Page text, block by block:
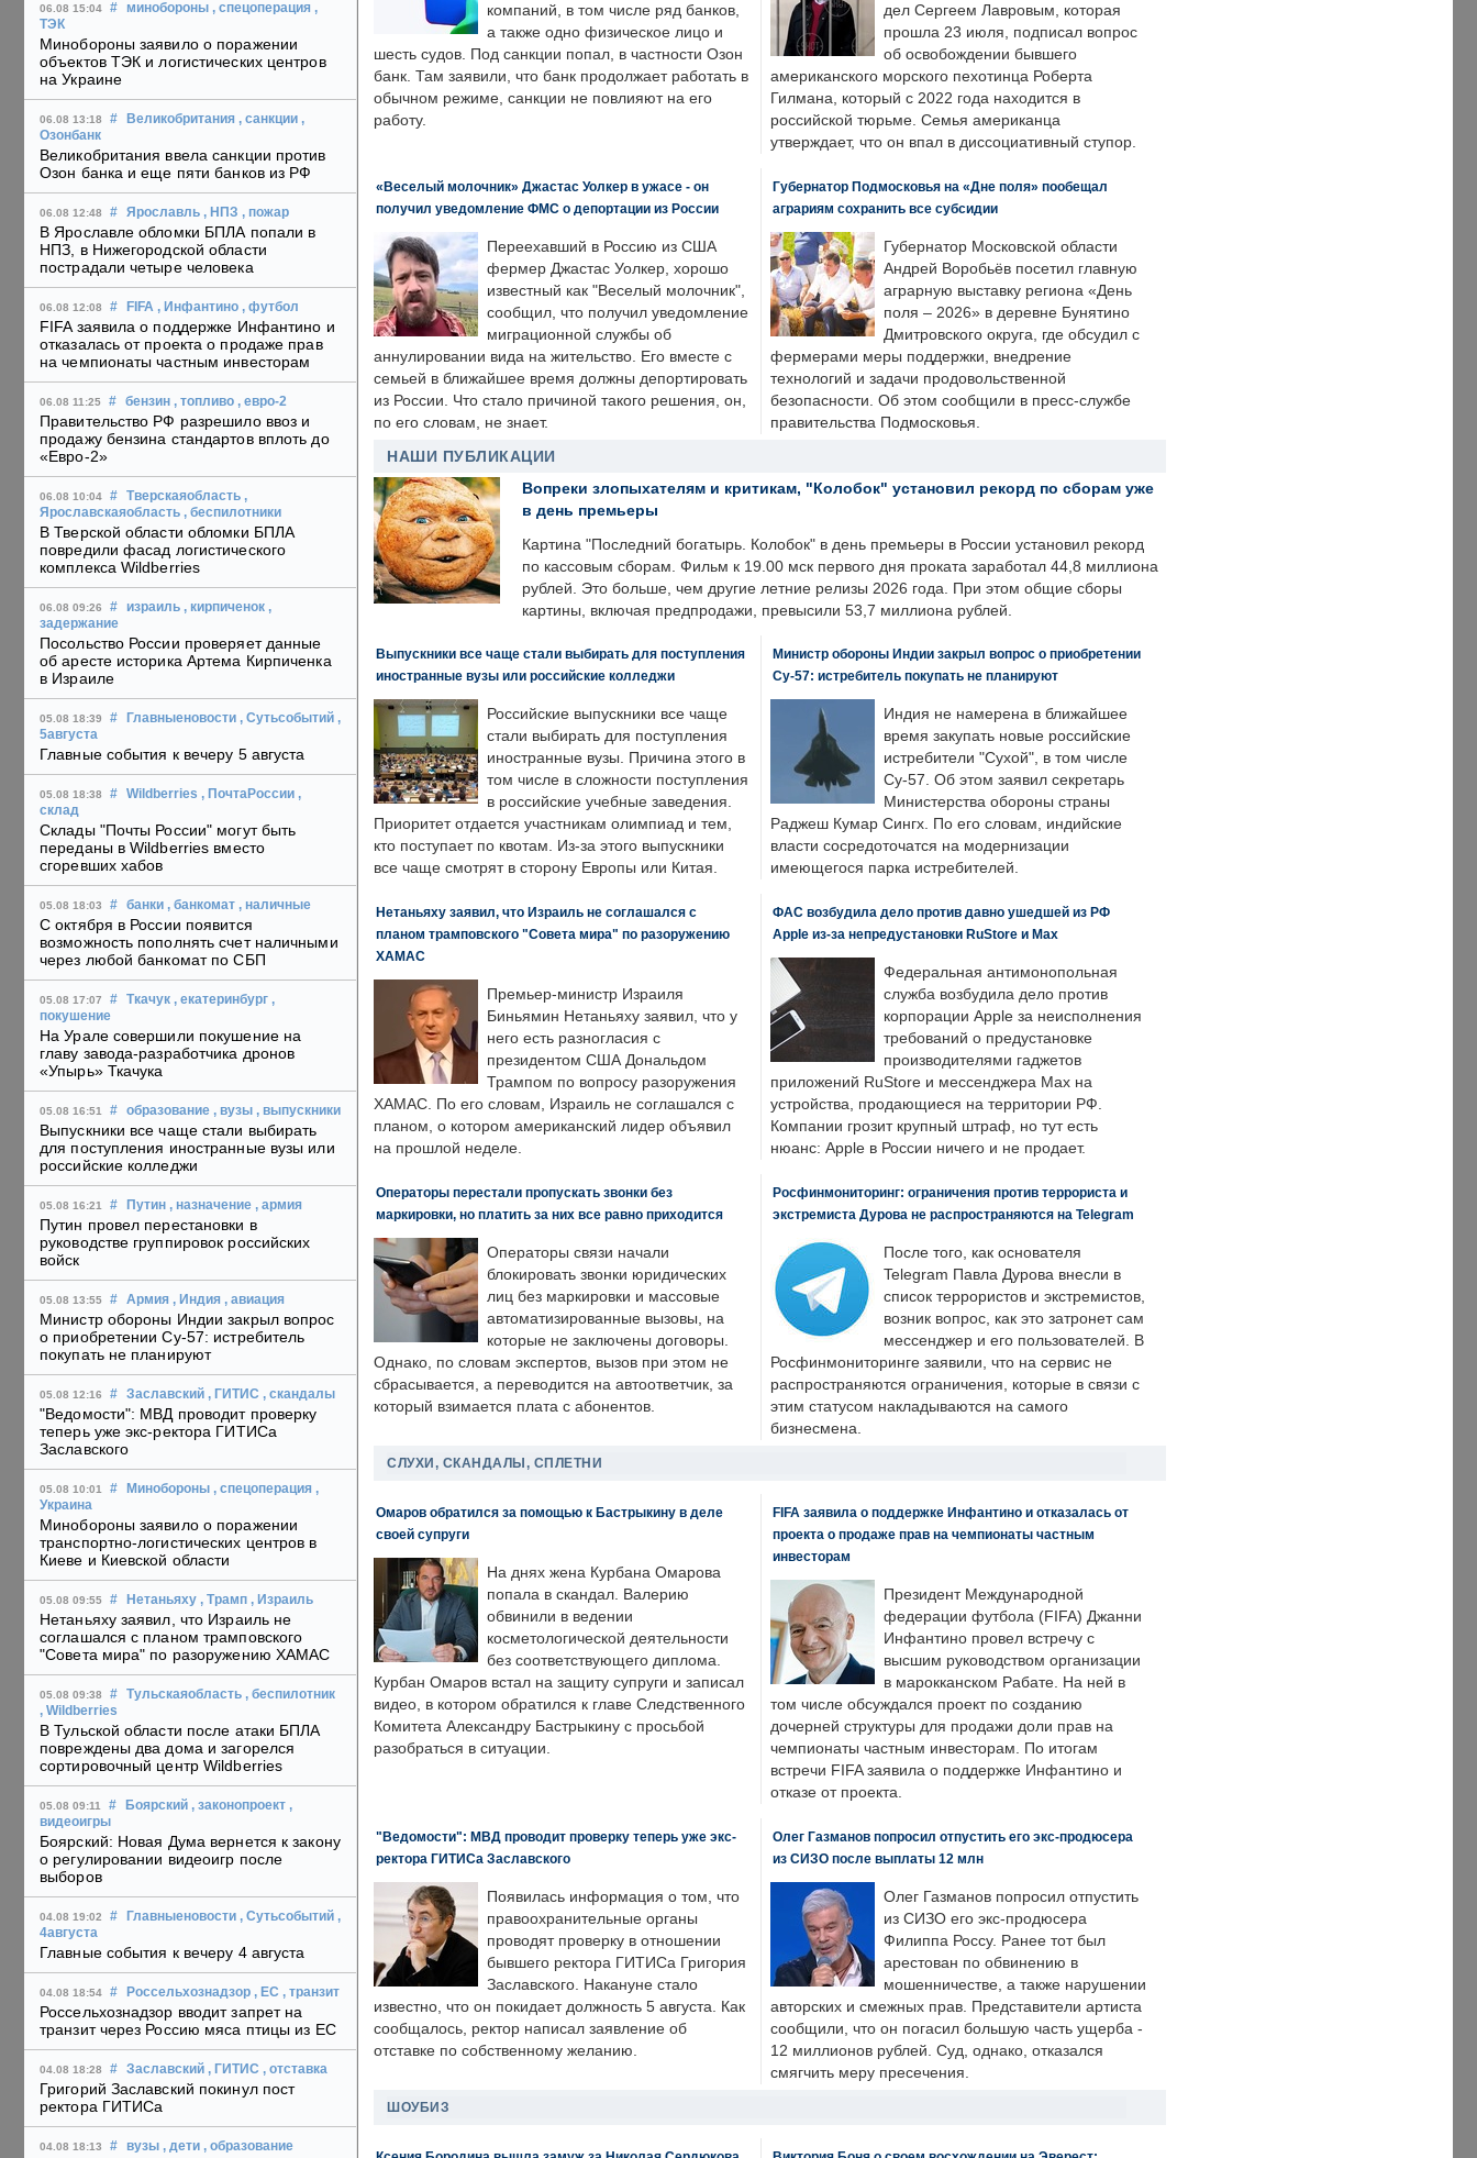
06.08 15:04 # минобороны , спецоперация ,
ТЭК
Минобороны заявило о поражении
объектов ТЭК и логистических центров
на Украине
06.08 13:18 # Великобритания , санкции ,
Озонбанк
Великобритания ввела санкции против
Озон банка и еще пяти банков из РФ
06.08 12:48 # Ярославль , НПЗ , пожар
В Ярославле обломки БПЛА попали в
НПЗ, в Нижегородской области
пострадали четыре человека
06.08 12:08 # FIFA , Инфантино , футбол
FIFA заявила о поддержке Инфантино и
отказалась от проекта о продаже прав
на чемпионаты частным инвесторам
06.08 11:25 # бензин , топливо , евро-2
Правительство РФ разрешило ввоз и
продажу бензина стандартов вплоть до
«Евро-2»
06.08 10:04 # Тверскаяобласть ,
Ярославскаяобласть , беспилотники
В Тверской области обломки БПЛА
повредили фасад логистического
комплекса Wildberries
06.08 09:26 # израиль , кирпиченок ,
задержание
Посольство России проверяет данные
об аресте историка Артема Кирпиченка
в Израиле
05.08 18:39 # Главныеновости , Сутьсобытий ,
5августа
Главные события к вечеру 5 августа
05.08 18:38 # Wildberries , ПочтаРоссии ,
склад
Склады "Почты России" могут быть
переданы в Wildberries вместо
сгоревших хабов
05.08 18:03 # банки , банкомат , наличные
С октября в России появится
возможность пополнять счет наличными
через любой банкомат по СБП
05.08 17:07 # Ткачук , екатеринбург ,
покушение
На Урале совершили покушение на
главу завода-разработчика дронов
«Упырь» Ткачука
05.08 16:51 # образование , вузы , выпускники
Выпускники все чаще стали выбирать
для поступления иностранные вузы или
российские колледжи
05.08 16:21 # Путин , назначение , армия
Путин провел перестановки в
руководстве группировок российских
войск
05.08 13:55 # Армия , Индия , авиация
Министр обороны Индии закрыл вопрос
о приобретении Су-57: истребитель
покупать не планируют
05.08 12:16 # Заславский , ГИТИС , скандалы
"Ведомости": МВД проводит проверку
теперь уже экс-ректора ГИТИСа
Заславского
05.08 10:01 # Минобороны , спецоперация ,
Украина
Минобороны заявило о поражении
транспортно-логистических центров в
Киеве и Киевской области
05.08 09:55 # Нетаньяху , Трамп , Израиль
Нетаньяху заявил, что Израиль не
соглашался с планом трамповского
"Совета мира" по разоружению ХАМАС
05.08 09:38 # Тульскаяобласть , беспилотник
, Wildberries
В Тульской области после атаки БПЛА
повреждены два дома и загорелся
сортировочный центр Wildberries
05.08 09:11 # Боярский , законопроект ,
видеоигры
Боярский: Новая Дума вернется к закону
о регулировании видеоигр после
выборов
04.08 19:02 # Главныеновости , Сутьсобытий ,
4августа
Главные события к вечеру 4 августа
04.08 18:54 # Россельхознадзор , ЕС , транзит
Россельхознадзор вводит запрет на
транзит через Россию мяса птицы из ЕС
04.08 18:28 # Заславский , ГИТИС , отставка
Григорий Заславский покинул пост
ректора ГИТИСа
04.08 18:13 # вузы , дети , образование
компаний, в том числе ряд банков,
а также одно физическое лицо и
шесть судов. Под санкции попал, в частности Озон
банк. Там заявили, что банк продолжает работать в
обычном режиме, санкции не повлияют на его
работу.
дел Сергеем Лавровым, которая
прошла 23 июля, подписал вопрос
об освобождении бывшего
американского морского пехотинца Роберта
Гилмана, который с 2022 года находится в
российской тюрьме. Семья американца
утверждает, что он впал в диссоциативный ступор.
«Веселый молочник» Джастас Уолкер в ужасе - он
получил уведомление ФМС о депортации из России
Переехавший в Россию из США
фермер Джастас Уолкер, хорошо
известный как "Веселый молочник",
сообщил, что получил уведомление
миграционной службы об
аннулировании вида на жительство. Его вместе с
семьей в ближайшее время должны депортировать
из России. Что стало причиной такого решения, он,
по его словам, не знает.
Губернатор Подмосковья на «Дне поля» пообещал
аграриям сохранить все субсидии
Губернатор Московской области
Андрей Воробьёв посетил главную
аграрную выставку региона «День
поля – 2026» в деревне Бунятино
Дмитровского округа, где обсудил с
фермерами меры поддержки, внедрение
технологий и задачи продовольственной
безопасности. Об этом сообщили в пресс-службе
правительства Подмосковья.
НАШИ ПУБЛИКАЦИИ
Вопреки злопыхателям и критикам, "Колобок" установил рекорд по сборам уже
в день премьеры
Картина "Последний богатырь. Колобок" в день премьеры в России установил рекорд
по кассовым сборам. Фильм к 19.00 мск первого дня проката заработал 44,8 миллиона
рублей. Это больше, чем другие летние релизы 2026 года. При этом общие сборы
картины, включая предпродажи, превысили 53,7 миллиона рублей.
Выпускники все чаще стали выбирать для поступления
иностранные вузы или российские колледжи
Российские выпускники все чаще
стали выбирать для поступления
иностранные вузы. Причина этого в
том числе в сложности поступления
в российские учебные заведения.
Приоритет отдается участникам олимпиад и тем,
кто поступает по квотам. Из-за этого выпускники
все чаще смотрят в сторону Европы или Китая.
Министр обороны Индии закрыл вопрос о приобретении
Су-57: истребитель покупать не планируют
Индия не намерена в ближайшее
время закупать новые российские
истребители "Сухой", в том числе
Су-57. Об этом заявил секретарь
Министерства обороны страны
Раджеш Кумар Сингх. По его словам, индийские
власти сосредоточатся на модернизации
имеющегося парка истребителей.
Нетаньяху заявил, что Израиль не соглашался с
планом трамповского "Совета мира" по разоружению
ХАМАС
Премьер-министр Израиля
Биньямин Нетаньяху заявил, что у
него есть разногласия с
президентом США Дональдом
Трампом по вопросу разоружения
ХАМАС. По его словам, Израиль не соглашался с
планом, о котором американский лидер объявил
на прошлой неделе.
ФАС возбудила дело против давно ушедшей из РФ
Apple из-за непредустановки RuStore и Max
Федеральная антимонопольная
служба возбудила дело против
корпорации Apple за неисполнения
требований о предустановке
производителями гаджетов
приложений RuStore и мессенджера Max на
устройства, продающиеся на территории РФ.
Компании грозит крупный штраф, но тут есть
нюанс: Apple в России ничего и не продает.
Операторы перестали пропускать звонки без
маркировки, но платить за них все равно приходится
Операторы связи начали
блокировать звонки юридических
лиц без маркировки и массовые
автоматизированные вызовы, на
которые не заключены договоры.
Однако, по словам экспертов, вызов при этом не
сбрасывается, а переводится на автоответчик, за
который взимается плата с абонентов.
Росфинмониторинг: ограничения против террориста и
экстремиста Дурова не распространяются на Telegram
После того, как основателя
Telegram Павла Дурова внесли в
список террористов и экстремистов,
возник вопрос, как это затронет сам
мессенджер и его пользователей. В
Росфинмониторинге заявили, что на сервис не
распространяются ограничения, которые в связи с
этим статусом накладываются на самого
бизнесмена.
СЛУХИ, СКАНДАЛЫ, СПЛЕТНИ
Омаров обратился за помощью к Бастрыкину в деле
своей супруги
На днях жена Курбана Омарова
попала в скандал. Валерию
обвинили в ведении
косметологической деятельности
без соответствующего диплома.
Курбан Омаров встал на защиту супруги и записал
видео, в котором обратился к главе Следственного
Комитета Александру Бастрыкину с просьбой
разобраться в ситуации.
FIFA заявила о поддержке Инфантино и отказалась от
проекта о продаже прав на чемпионаты частным
инвесторам
Президент Международной
федерации футбола (FIFA) Джанни
Инфантино провел встречу с
высшим руководством организации
в марокканском Рабате. На ней в
том числе обсуждался проект по созданию
дочерней структуры для продажи доли прав на
чемпионаты частным инвесторам. По итогам
встречи FIFA заявила о поддержке Инфантино и
отказе от проекта.
"Ведомости": МВД проводит проверку теперь уже экс-
ректора ГИТИСа Заславского
Появилась информация о том, что
правоохранительные органы
проводят проверку в отношении
бывшего ректора ГИТИСа Григория
Заславского. Накануне стало
известно, что он покидает должность 5 августа. Как
сообщалось, ректор написал заявление об
отставке по собственному желанию.
Олег Газманов попросил отпустить его экс-продюсера
из СИЗО после выплаты 12 млн
Олег Газманов попросил отпустить
из СИЗО его экс-продюсера
Филиппа Россу. Ранее тот был
арестован по обвинению в
мошенничестве, а также нарушении
авторских и смежных прав. Представители артиста
сообщили, что он погасил большую часть ущерба -
12 миллионов рублей. Суд, однако, отказался
смягчить меру пресечения.
ШОУБИЗ